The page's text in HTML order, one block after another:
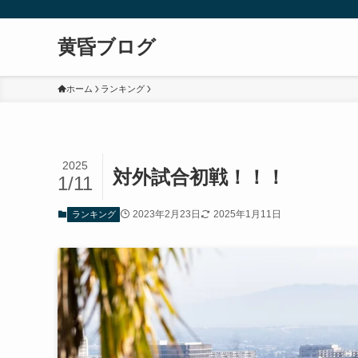
黄昏ブログ
ホーム ランキング
対外試合初戦！！！
2025
1/11
ランキング 2023年2月23日 2025年1月11日